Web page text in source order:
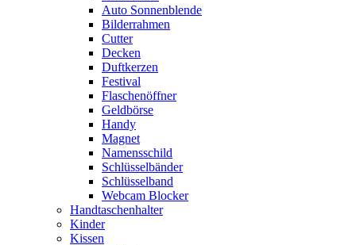
Auto Sonnenblende
Bilderrahmen
Cutter
Decken
Duftkerzen
Festival
Flaschenöffner
Geldbörse
Handy
Magnet
Namensschild
Schlüsselbänder
Schlüsselband
Webcam Blocker
Handtaschenhalter
Kinder
Kissen